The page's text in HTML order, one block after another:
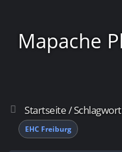
Mapache
Startseite/Schlagwort
EHC Freiburg